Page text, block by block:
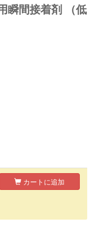
瞬間接着剤 （低
カートに追加